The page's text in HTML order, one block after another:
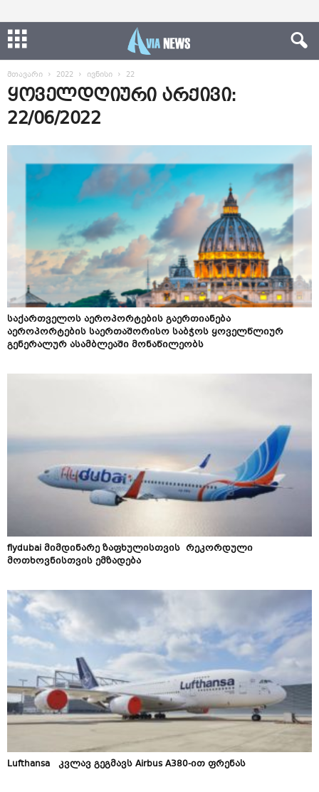
მთავარი 2022 ივნისი 22
ყოველდღიური არქივი:
22/06/2022
საქართველოს აეროპორტების გაერთიანება
აეროპორტების საერთაშორისო საბჭოს ყოველწლიურ
გენერალურ ასამბლეაში მონაწილეობს
flydubai მიმდინარე ზაფხულისთვის რეკორდული
მოთხოვნისთვის ემზადება
Lufthansa კვლავ გეგმავს Airbus A380-ით ფრენას